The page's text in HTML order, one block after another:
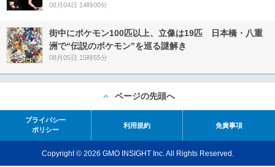
08月04日 14時00分
街中にポケモン100匹以上、立像は19匹 日本橋・八重
洲で“伝説のポケモン”を巡る謎解き
08月05日 15時55分
ページの先頭へ
プライバシー
ポリシー
利用規約 免責事項
Copyright © 2026 GMO INSIGHT Inc. All Rights Reserved.